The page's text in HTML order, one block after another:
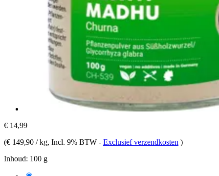
€ 14,99
(€ 149,90 / kg, Incl. 9% BTW - Exclusief verzendkosten )
Inhoud: 100 g